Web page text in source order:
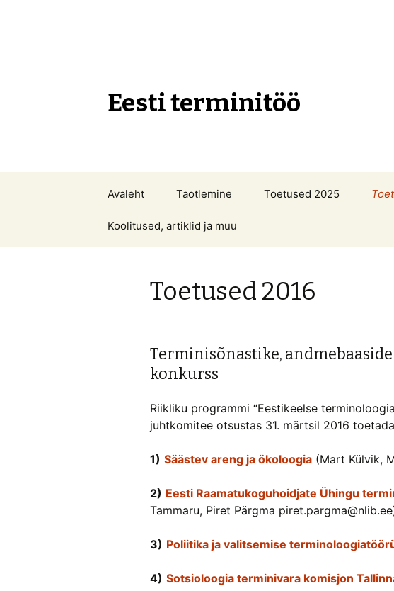
Eesti terminitöö
juurde
Avaleht Taotlemine Toetused 2025
Koolitused, artiklid ja muu
Toetused 2016
Terminisõnastike,
konkurss
Riikliku programmi “Eestikeelse
juhtkomitee otsustas 31. märtsil 2016
1) Säästev areng ja ökoloogia (Mart Külvik,
2) Eesti Raamatukoguhoidjate Ühingu
Tammaru, Piret Pärgma
3) Poliitika ja valitsemise
4) Sotsioloogia terminivara komisjon